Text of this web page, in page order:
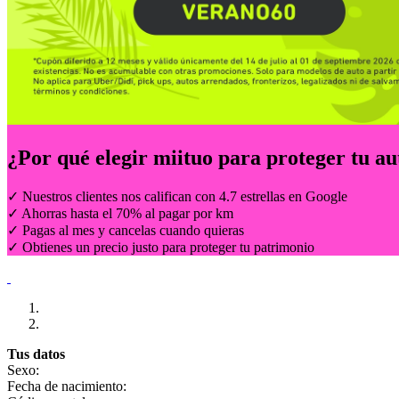
¿Por qué elegir miituo para proteger tu
✓ Nuestros clientes nos califican con 4.7 estrellas en Google
✓ Ahorras hasta el 70% al pagar por km
✓ Pagas al mes y cancelas cuando quieras
✓ Obtienes un precio justo para proteger tu patrimonio
Tus datos
Sexo:
Fecha de nacimiento: